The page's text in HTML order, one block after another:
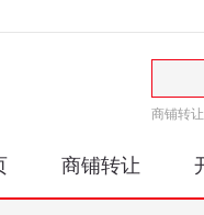
商铺转让
商铺转让